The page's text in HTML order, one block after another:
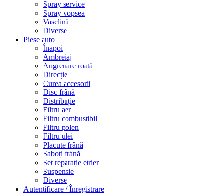
Spray service
Spray vopsea
Vaselină
Diverse
Piese auto
Înapoi
Ambreiaj
Angrenare roată
Direcție
Curea accesorii
Disc frână
Distribuție
Filtru aer
Filtru combustibil
Filtru polen
Filtru ulei
Placute frână
Saboți frână
Set reparație etrier
Suspensie
Diverse
Autentificare / Înregistrare